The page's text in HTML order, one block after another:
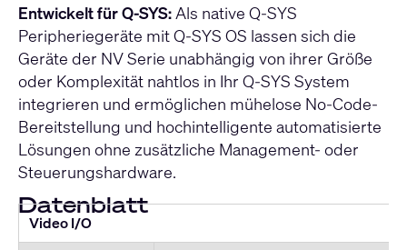
Entwickelt für Q-SYS: Als native Q-SYS
Peripheriegeräte mit Q-SYS OS lassen sich die
Geräte der NV Serie unabhängig von ihrer Größe
oder Komplexität nahtlos in Ihr Q-SYS System
integrieren und ermöglichen mühelose No-Code-
Bereitstellung und hochintelligente automatisierte
Lösungen ohne zusätzliche Management- oder
Steuerungshardware.
Datenblatt
Video I/O